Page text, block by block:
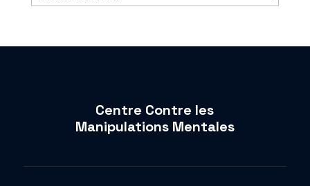
Centre Contre les
Manipulations Mentales